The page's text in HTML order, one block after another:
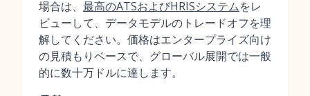
場合は、 最高のATSおよびHRISシステムをレ
ビューして、データモデルのトレードオフを理
解してください。価格はエンタープライズ向け
の見積もりベースで、グローバル展開では一般
的に数十万ドルに達します。